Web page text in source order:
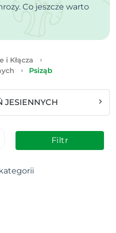
Co jeszcze warto
i Kłącza
Psiząb
JESIENNYCH
Filtr